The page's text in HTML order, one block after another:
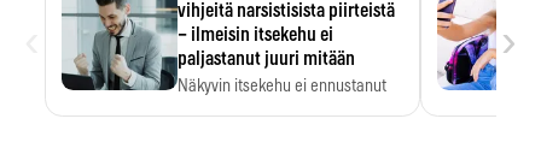
vihjeitä narsistisista piirteistä
– ilmeisin itsekehu ei
paljastanut juuri mitään
Näkyvin itsekehu ei ennustanut
›